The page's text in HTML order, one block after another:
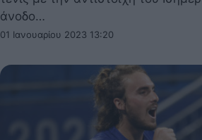
άνοδο…
01 Ιανουαρίου 2023 13:20